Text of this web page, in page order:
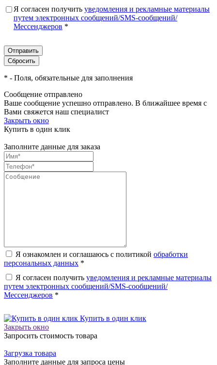
Я согласен получить уведомления и рекламные материалы
путем электронных сообщений/SMS-сообщений/
Мессенджеров *
* - Поля, обязательные для заполнения
Сообщение отправлено
Ваше сообщение успешно отправлено. В ближайшее время с
Вами свяжется наш специалист
Закрыть окно
Купить в один клик
Заполните данные для заказа
Я ознакомлен и соглашаюсь с политикой обработки
персональных данных *
Я согласен получить уведомления и рекламные материалы
путем электронных сообщений/SMS-сообщений/
Мессенджеров *
Купить в один клик
Закрыть окно
Запросить стоимость товара
Загрузка товара
Заполните данные для запроса цены